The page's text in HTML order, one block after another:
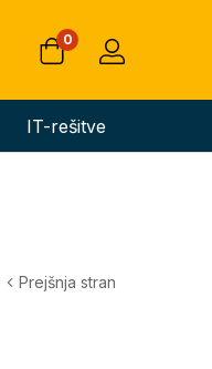
0
IT-rešitve
Prejšnja stran